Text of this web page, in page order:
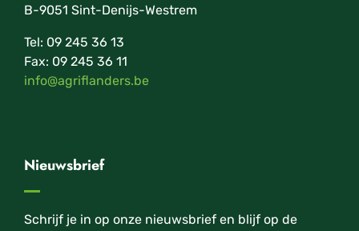
B-9051 Sint-Denijs-Westrem
Tel: 09 245 36 13
Fax: 09 245 36 11
info@agriflanders.be
Nieuwsbrief
Schrijf je in op onze nieuwsbrief en blijf op de